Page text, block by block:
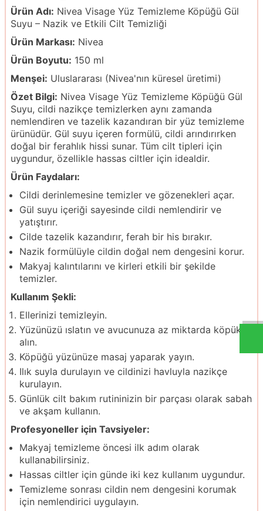
Ürün Adı: Nivea Visage Yüz Temizleme Köpüğü Gül
Suyu – Nazik ve Etkili Cilt Temizliği
Ürün Markası: Nivea
Ürün Boyutu: 150 ml
Menşei: Uluslararası (Nivea'nın küresel üretimi)
Özet Bilgi: Nivea Visage Yüz Temizleme Köpüğü Gül
Suyu, cildi nazikçe temizlerken aynı zamanda
nemlendiren ve tazelik kazandıran bir yüz temizleme
ürünüdür. Gül suyu içeren formülü, cildi arındırırken
doğal bir ferahlık hissi sunar. Tüm cilt tipleri için
uygundur, özellikle hassas ciltler için idealdir.
Ürün Faydaları:
Cildi derinlemesine temizler ve gözenekleri açar.
Gül suyu içeriği sayesinde cildi nemlendirir ve
yatıştırır.
Cilde tazelik kazandırır, ferah bir his bırakır.
Nazik formülüyle cildin doğal nem dengesini korur.
Makyaj kalıntılarını ve kirleri etkili bir şekilde
temizler.
Kullanım Şekli:
Ellerinizi temizleyin.
Yüzünüzü ıslatın ve avucunuza az miktarda köpük
alın.
Köpüğü yüzünüze masaj yaparak yayın.
Ilık suyla durulayın ve cildinizi havluyla nazikçe
kurulayın.
Günlük cilt bakım rutininizin bir parçası olarak sabah
ve akşam kullanın.
Profesyoneller için Tavsiyeler:
Makyaj temizleme öncesi ilk adım olarak
kullanabilirsiniz.
Hassas ciltler için günde iki kez kullanım uygundur.
Temizleme sonrası cildin nem dengesini korumak
için nemlendirici uygulayın.